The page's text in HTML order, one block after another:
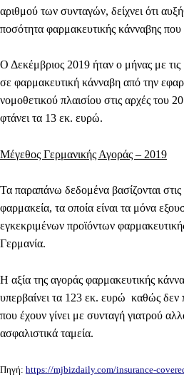
αριθμού των συνταγών, δείχνει ότι
ποσότητα φαρμακευτικής κάνναβης
Ο Δεκέμβριος 2019 ήταν ο μήνας με τις
σε φαρμακευτική κάνναβη από την
νομοθετικού πλαισίου στις αρχές του
φτάνει τα 13 εκ. ευρώ.
Μέγεθος Γερμανικής Αγοράς – 2019
Τα παραπάνω δεδομένα βασίζονται στις
φαρμακεία, τα οποία είναι τα μόνα
εγκεκριμένων προϊόντων
Γερμανία.
Η αξία της αγοράς φαρμακευτικής
υπερβαίνει τα 123 εκ. ευρώ καθώς δεν
που έχουν γίνει με συνταγή γιατρού
ασφαλιστικά ταμεία.
Πηγή: https://mjbizdaily.com/insurance-